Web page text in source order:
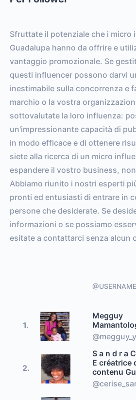
Sfruttate il potenziale che i micro
Guadalupa hanno da offrire e
vantaggio promozionale. Se
questi influencer possono darvi
inestimabile sulla concorrenza e
marchio o la vostra
sottovalutate la loro influenza:
un'impressionante capacità di
in modo efficace e di ottenere
siete alla ricerca di un micro
espandere il vostro business,
Abbiamo riunito i nostri esperti
pronti ed entusiasti di entrare in
persone che desiderate. Se
informazioni o se possiamo
esitate a contattarci senza alcun
@USERNAME
1.
Megguy
2.
S a n d r a
E créatrice
contenu